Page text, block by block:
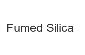
Fumed Silica